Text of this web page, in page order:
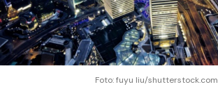
Foto: fuyu liu/shutterstock.com